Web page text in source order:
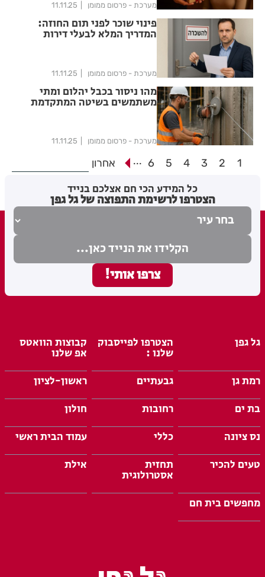
מערכת - פרסום ממומן 11.11.25
פינוי שוכר לפני תום החוזה:
המדריך המלא לבעלי דירות
מערכת - פרסום ממומן 11.11.25
מהו ניסור בכבל יהלום ומתי
משתמשים בשיטה המתקדמת
מערכת - פרסום ממומן 11.11.25
1
2
3
4
5
6
... אחרון
כל המידע הכי חם אצלכם בנייד
הצטרפו לרשימת התפוצה של גל גפן
גל גפן הצטרפו לפייסבוק
שלנו :
קבוצות הוואטס
אפ שלנו
רמת גן
גבעתיים
ראשון-לציון
בת ים
רחובות
חולון
נס ציונה
כללי
עמוד הבית ראשי
טעים להכיר
תחזית
אסטרולוגית
אילת
מחפשים בית חם